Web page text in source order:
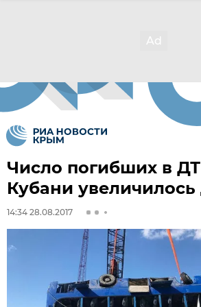
Число погибших в
Кубани увеличилось
14:34 28.08.2017